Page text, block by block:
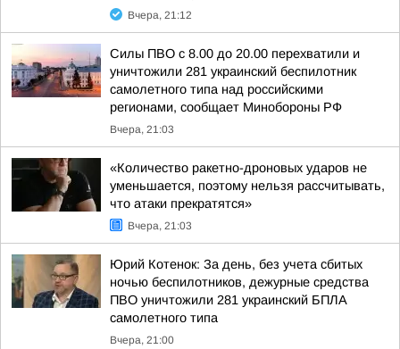
Вчера, 21:12
Силы ПВО с 8.00 до 20.00 перехватили и
уничтожили 281 украинский беспилотник
самолетного типа над российскими
регионами, сообщает Минобороны РФ
Вчера, 21:03
«Количество ракетно-дроновых ударов не
уменьшается, поэтому нельзя рассчитывать,
что атаки прекратятся»
Вчера, 21:03
Юрий Котенок: За день, без учета сбитых
ночью беспилотников, дежурные средства
ПВО уничтожили 281 украинский БПЛА
самолетного типа
Вчера, 21:00